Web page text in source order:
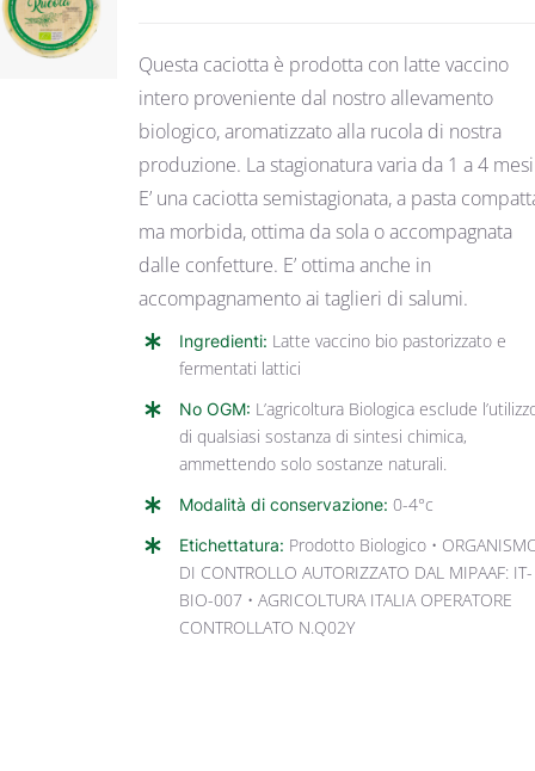
DETTAGLI
Questa caciotta è prodotta con latte vaccino
intero proveniente dal nostro allevamento
biologico, aromatizzato alla rucola di nostra
produzione. La stagionatura varia da 1 a 4
E’ una caciotta semistagionata, a pasta
ma morbida, ottima da sola o accompagnata
dalle confetture. E’ ottima anche in
accompagnamento ai taglieri di salumi.
Ingredienti: Latte vaccino bio pastorizzato e
fermentati lattici
No OGM: L’agricoltura Biologica esclude
di qualsiasi sostanza di sintesi chimica,
ammettendo solo sostanze naturali.
Modalità di conservazione: 0-4°c
Etichettatura: Prodotto Biologico •
DI CONTROLLO AUTORIZZATO DAL MIPAAF: IT-
BIO-007 • AGRICOLTURA ITALIA OPERATORE
CONTROLLATO N.Q02Y